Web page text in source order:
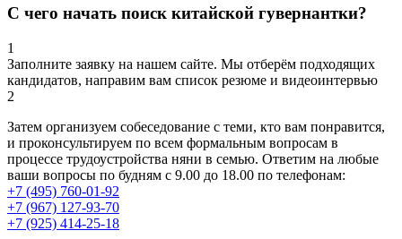
С чего начать поиск китайской гувернантки?
1
Заполните заявку на нашем сайте. Мы отберём подходящих
кандидатов, направим вам список резюме и видеоинтервью
2
Затем организуем собеседование с теми, кто вам понравится,
и проконсультируем по всем формальным вопросам в
процессе трудоустройства няни в семью. Ответим на любые
ваши вопросы по будням с 9.00 до 18.00 по телефонам:
+7 (495) 760-01-92
+7 (967) 127-93-70
+7 (925) 414-25-18